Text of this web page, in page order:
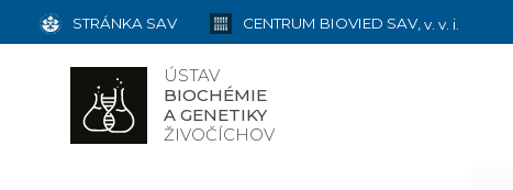
ÚSTAV
BIOCHÉMIE
A GENETIKY
ŽIVOČÍCHOV
STRÁNKA SAV CENTRUM BIOVIED SAV, v. v. i.